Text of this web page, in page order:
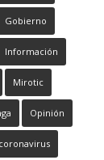
Gobierno
Información
Mirotic
Opinión